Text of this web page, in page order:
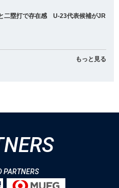
二塁打で存在感 U-23代表候補がJR
もっと見る
PARTNERS